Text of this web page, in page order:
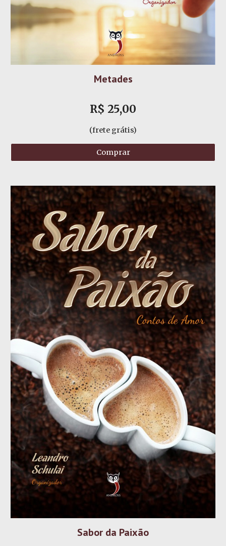
Metades
R$ 25,00
(frete grátis)
Comprar
Sabor da Paixão